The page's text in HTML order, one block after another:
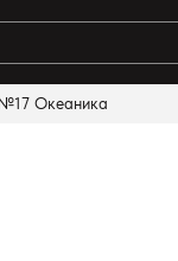
Океаника